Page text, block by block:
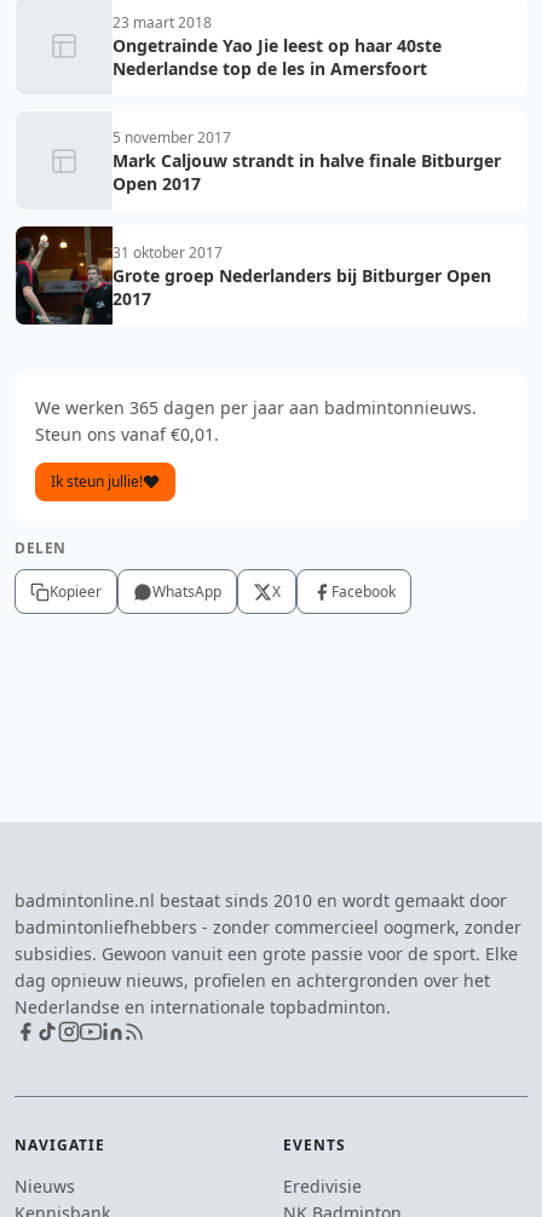
23 maart 2018
Ongetrainde Yao Jie leest op haar 40ste
Nederlandse top de les in Amersfoort
5 november 2017
Mark Caljouw strandt in halve finale Bitburger
Open 2017
31 oktober 2017
Grote groep Nederlanders bij Bitburger Open
2017
We werken 365 dagen per jaar aan badmintonnieuws.
Steun ons vanaf €0,01.
Ik steun jullie!
DELEN
Kopieer WhatsApp X Facebook
badmintonline.nl bestaat sinds 2010 en wordt gemaakt door
badmintonliefhebbers - zonder commercieel oogmerk, zonder
subsidies. Gewoon vanuit een grote passie voor de sport. Elke
dag opnieuw nieuws, profielen en achtergronden over het
Nederlandse en internationale topbadminton.
NAVIGATIE
Nieuws
EVENTS
Eredivisie